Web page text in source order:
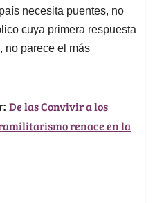
necesita puentes, no
cuya primera respuesta
no parece el más
De las Convivir a los
renace en la